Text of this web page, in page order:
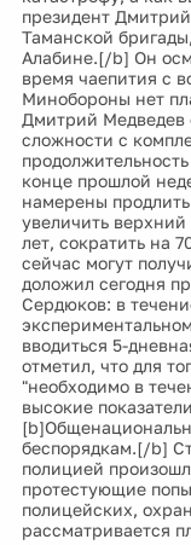
президент
Таманской
Алабине.[/b] Он
время чаепития с
Минобороны нет
Дмитрий Медведев
сложности с
конце прошлой
намерены
увеличить верхний
лет, сократить на
сейчас могут
доложил сегодня
Сердюков: в
вводиться 5-
отметил, что для
"необходимо в
высокие
беспорядкам.[/b]
полицией
протестующие
полицейских,
рассматривается